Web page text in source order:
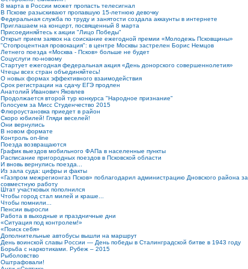
8 марта в России может пропасть телесигнал
В Пскове разыскивают пропавшую 15-летнюю девочку
Федеральная служба по труду и занятости создала аккаунты в интернете
Приглашаем на концерт, посвященный 8 марта
Присоединяйтесь к акции "Лицо Победы"
Открыт прием заявок на соискание ежегодной премии «Молодежь Псковщины»
"Стопроцентная провокация": в центре Москвы застрелен Борис Немцов
Летнего поезда «Москва - Псков» больше не будет
Соцуслуги по-новому
Стартует ежегодная федеральная акция «День донорского совершеннолетия»
Чтецы всех стран объединяйтесь!
О новых формах эффективного взаимодействия
Срок регистрации на сдачу ЕГЭ продлен
Анатолий Иванович Яковлев
Продолжается второй тур конкурса "Народное признание"
Голосуем за Мисс Студенчество 2015
Флюроустановка приедет в район
Скоро юбилей! Гляди веселей!
Они вернулись
В новом формате
Контроль on-line
Поезда возвращаются
График выездов мобильного ФАПа в населенные пункты
Расписание пригородных поездов в Псковской области
И вновь вернулись поезда...
Из зала суда: цифры и факты
«Газпром межрегионгаз Псков» поблагодарил администрацию Дновского района за
совместную работу
Штат участковых пополнился
Чтобы город стал милей и краше...
Чтобы помнили...
Пенсии выросли
Работа в выходные и праздничные дни
«Ситуация под контролем!»
«Поиск себя»
Дополнительные автобусы вышли на маршрут
День воинской славы России — День победы в Сталинградской битве в 1943 году
Борьба с наркотиками. Рубеж – 2015
Рыболовство
Оштрафовали!